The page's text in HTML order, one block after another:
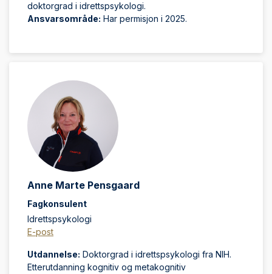
doktorgrad i idrettspsykologi.
Ansvarsområde: Har permisjon i 2025.
Anne Marte Pensgaard
Fagkonsulent
Idrettspsykologi
E-post
Utdannelse: Doktorgrad i idrettspsykologi fra NIH.
Etterutdanning kognitiv og metakognitiv